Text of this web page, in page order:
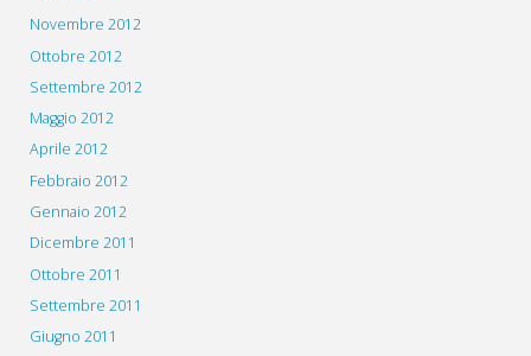
Novembre 2012
Ottobre 2012
Settembre 2012
Maggio 2012
Aprile 2012
Febbraio 2012
Gennaio 2012
Dicembre 2011
Ottobre 2011
Settembre 2011
Giugno 2011